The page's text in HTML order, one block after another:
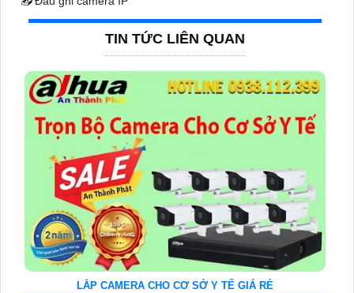
TIN TỨC LIÊN QUAN
LẮP CAMERA CHO CƠ SỞ Y TẾ GIÁ RẺ